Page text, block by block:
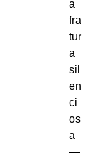
a
fra
tur
a
sil
en
ci
os
a
—